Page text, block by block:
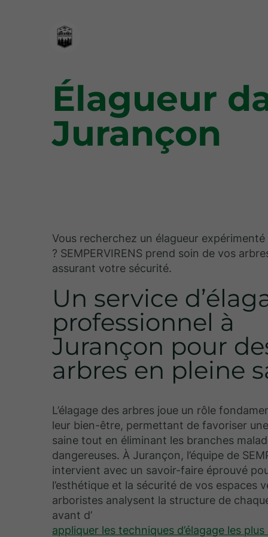
Élagueur
Jurançon
Vous recherchez un élagueur
? SEMPERVIRENS prend soin de vos
assurant votre sécurité.
Un service
professionnel à
Jurançon pour
arbres en pleine
L’élagage des arbres joue un rôle
leur bien-être, permettant de favoriser
saine tout en éliminant les branches
dangereuses. À Jurançon, l’équipe de
intervient avec un savoir-faire éprouvé
l’esthétique et la sécurité de vos espaces
arboristes analysent la structure de
avant d’
appliquer les techniques d’élagage les